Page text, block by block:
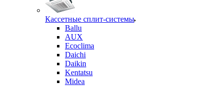
Кассетные сплит-системы
Ballu
AUX
Ecoclima
Daichi
Daikin
Kentatsu
Midea